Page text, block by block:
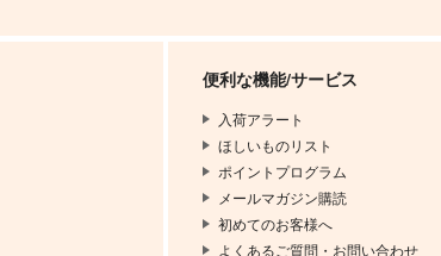
便利な機能/サービス
入荷アラート
ほしいものリスト
ポイントプログラム
メールマガジン購読
初めてのお客様へ
よくあるご質問・お問い合わせ